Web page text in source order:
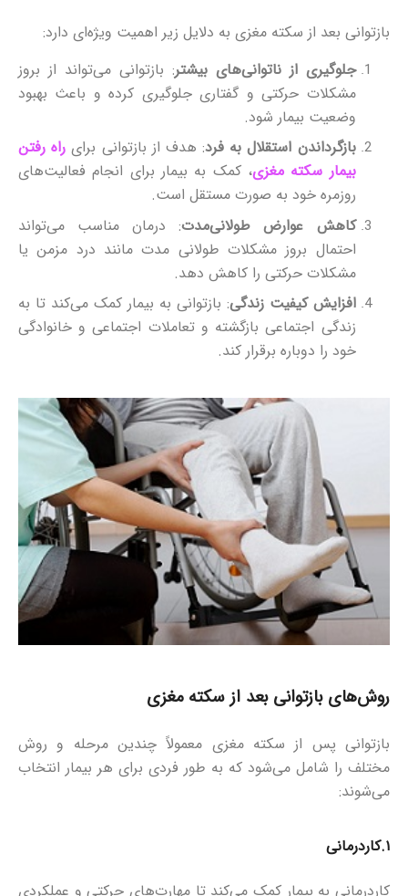
بازتوانی بعد از سکته مغزی به دلایل زیر اهمیت ویژه‌ای دارد:
جلوگیری از ناتوانی‌های بیشتر: بازتوانی می‌تواند از بروز
مشکلات حرکتی و گفتاری جلوگیری کرده و باعث بهبود
وضعیت بیمار شود.
بازگرداندن استقلال به فرد: هدف از بازتوانی برای راه رفتن
بیمار سکته مغزی، کمک به بیمار برای انجام فعالیت‌های
روزمره خود به صورت مستقل است.
کاهش عوارض طولانی‌مدت: درمان مناسب می‌تواند
احتمال بروز مشکلات طولانی‌ مدت مانند درد مزمن یا
مشکلات حرکتی را کاهش دهد.
افزایش کیفیت زندگی: بازتوانی به بیمار کمک می‌کند تا به
زندگی اجتماعی بازگشته و تعاملات اجتماعی و خانوادگی
خود را دوباره برقرار کند.
روش‌های بازتوانی بعد از سکته مغزی
بازتوانی پس از سکته مغزی معمولاً چندین مرحله و روش
مختلف را شامل می‌شود که به طور فردی برای هر بیمار انتخاب
می‌شوند:
۱. کاردرمانی
کاردرمانی به بیمار کمک می‌کند تا مهارت‌های حرکتی و عملکردی